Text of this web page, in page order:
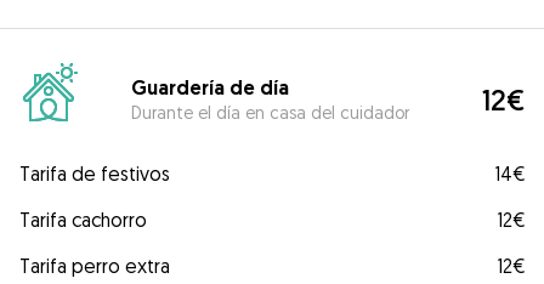
Guardería de día
Durante el día en casa del cuidador 12€
Tarifa de festivos
14€
Tarifa cachorro
12€
Tarifa perro extra
12€